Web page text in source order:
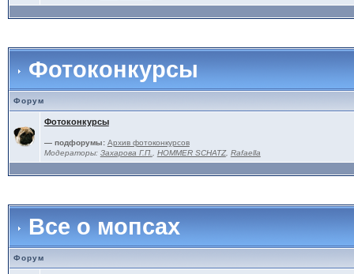
Фотоконкурсы
Форум
Фотоконкурсы
— подфорумы: Архив фотоконкурсов
Модераторы: Захарова Г.П. HOMMER SCHATZ, Rafaella
Все о мопсах
Форум